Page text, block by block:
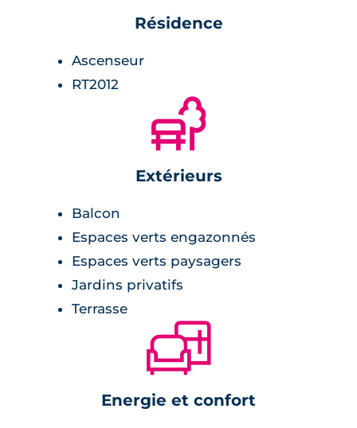
copropriété de 48 appartements neufs,
résidence sécurisée et close,
espaces verts partagés,
Résidence
Ascenseur
RT2012
🌲
Extérieurs
Balcon
Espaces verts engazonnés
Espaces verts paysagers
Jardins privatifs
Terrasse
🛋
Energie et confort